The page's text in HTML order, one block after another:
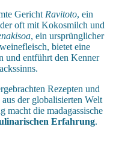
Gericht Ravitoto, ein
oft mit Kokosmilch und
, ein ursprünglicher
bietet eine
und entführt den Kenner
Rezepten und
der globalisierten Welt
macht die madagassische
Erfahrung.